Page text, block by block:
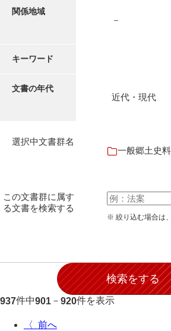
関係地域
－
キーワード
文書の年代
近代・現代
選択中文書群名
一般郷土史
この文書群に属す
る文書を検索する
※ 絞り込む場合は
937件中901 － 920件を表示
〈